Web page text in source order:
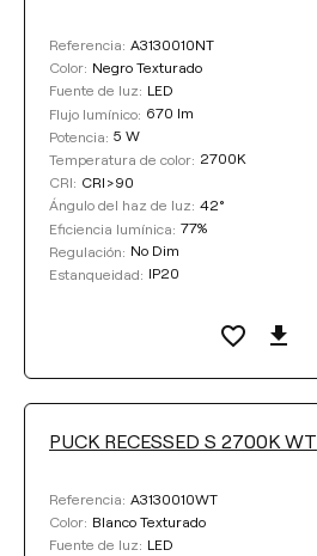
Referencia: A3130010NT
Color: Negro Texturado
Fuente de luz: LED
Flujo lumínico: 670 lm
Potencia: 5 W
Temperatura de color: 2700K
CRI: CRI>90
Ángulo del haz de luz: 42°
Eficiencia lumínica: 77%
Regulación: No Dim
Estanqueidad: IP20
PUCK RECESSED S 2700K WT
Referencia: A3130010WT
Color: Blanco Texturado
Fuente de luz: LED